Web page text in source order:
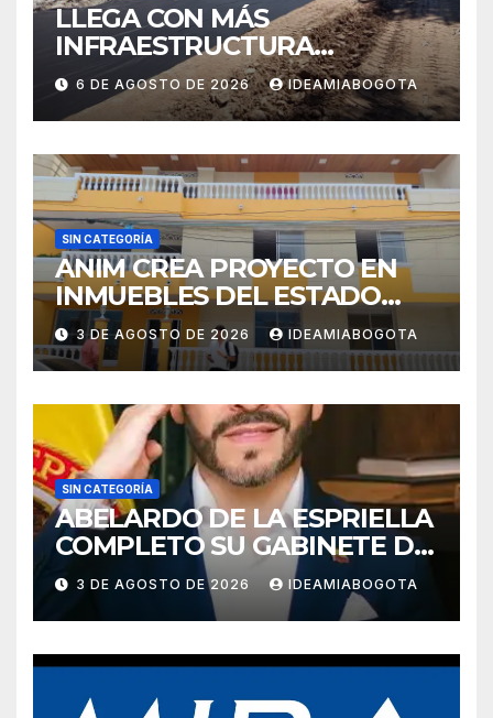
LLEGA CON MÁS
INFRAESTRUCTURA
EDUCATIVA A MAJAGUAL
SUCRE
6 DE AGOSTO DE 2026 IDEAMIABOGOTA
SIN CATEGORÍA
ANIM CREA PROYECTO EN
INMUEBLES DEL ESTADO
PARA VIVIENDA A MADRES
CABEZA DE FAMILIA
3 DE AGOSTO DE 2026 IDEAMIABOGOTA
SIN CATEGORÍA
ABELARDO DE LA ESPRIELLA
COMPLETO SU GABINETE DE
GOBIERNO
3 DE AGOSTO DE 2026 IDEAMIABOGOTA